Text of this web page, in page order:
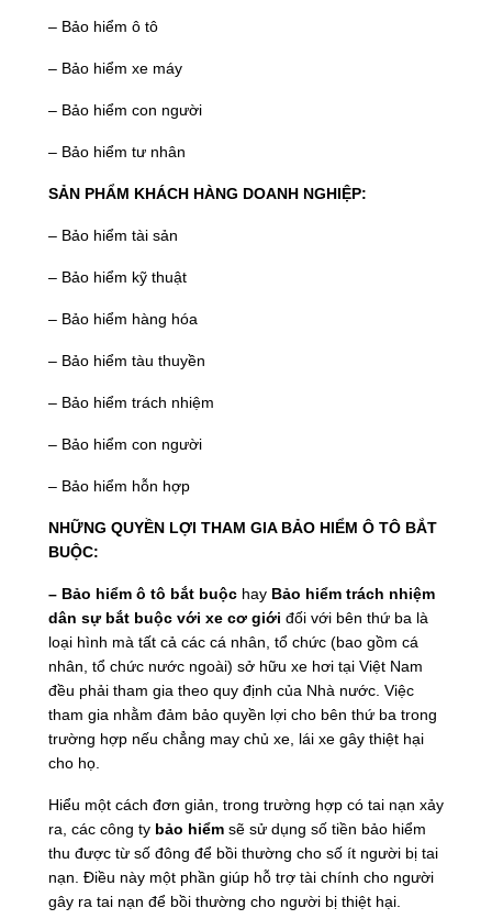
– Bảo hiểm ô tô
– Bảo hiểm xe máy
– Bảo hiểm con người
– Bảo hiểm tư nhân
SẢN PHẨM KHÁCH HÀNG DOANH NGHIỆP:
– Bảo hiểm tài sản
– Bảo hiểm kỹ thuật
– Bảo hiểm hàng hóa
– Bảo hiểm tàu thuyền
– Bảo hiểm trách nhiệm
– Bảo hiểm con người
– Bảo hiểm hỗn hợp
NHỮNG QUYỀN LỢI THAM GIA BẢO HIỂM Ô TÔ BẮT
BUỘC:
– Bảo hiểm ô tô bắt buộc hayBảo hiểm trách nhiệm
dân sự bắt buộc với xe cơ giới đối với bên thứ ba là
loại hình mà tất cả các cá nhân, tổ chức (bao gồm cá
nhân, tổ chức nước ngoài) sở hữu xe hơi tại Việt Nam
đều phải tham gia theo quy định của Nhà nước. Việc
tham gia nhằm đảm bảo quyền lợi cho bên thứ ba trong
trường hợp nếu chẳng may chủ xe, lái xe gây thiệt hại
cho họ.
Hiểu một cách đơn giản, trong trường hợp có tai nạn xảy
ra, các công ty bảo hiểmsẽ sử dụng số tiền bảo hiểm
thu được từ số đông để bồi thường cho số ít người bị tai
nạn. Điều này một phần giúp hỗ trợ tài chính cho người
gây ra tai nạn để bồi thường cho người bị thiệt hại.